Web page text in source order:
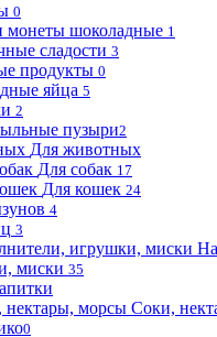
0
монеты шоколадные 1
сладости 3
продукты 0
яйца 5
2
пузыри2
Для животных
Для собак 17
Для кошек 24
4
3
миски 35
Соки,
0